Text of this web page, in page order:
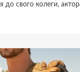
до свого колеги,